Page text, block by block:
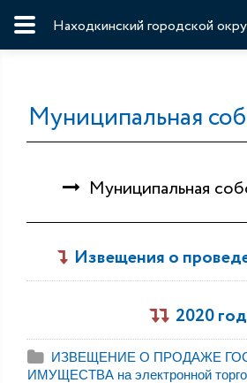
Находкинский городской
Муниципальная
Муниципальная
Извещения о
2020 год
ИЗВЕЩЕНИЕ О ПРОДАЖЕ
ИМУЩЕСТВА на электронной